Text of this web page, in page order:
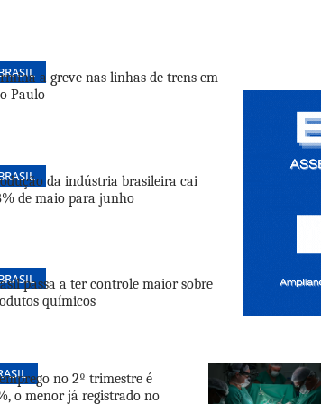
a greve nas linhas de trens em
Paulo
da indústria brasileira cai
de maio para junho
passa a ter controle maior sobre
químicos
no 2º trimestre é
o menor já registrado no